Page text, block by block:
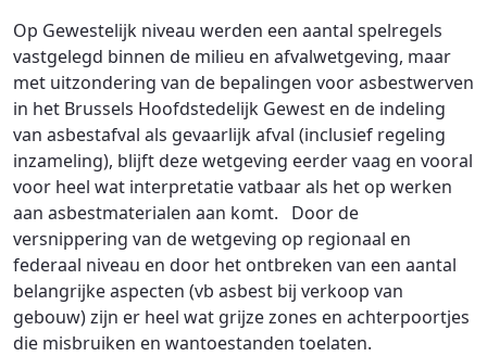
Op Gewestelijk niveau werden een aantal spelregels
vastgelegd binnen de milieu en afvalwetgeving, maar
met uitzondering van de bepalingen voor asbestwerven
in het Brussels Hoofdstedelijk Gewest en de indeling
van asbestafval als gevaarlijk afval (inclusief regeling
inzameling), blijft deze wetgeving eerder vaag en vooral
voor heel wat interpretatie vatbaar als het op werken
aan asbestmaterialen aan komt. Door de
versnippering van de wetgeving op regionaal en
federaal niveau en door het ontbreken van een aantal
belangrijke aspecten (vb asbest bij verkoop van
gebouw) zijn er heel wat grijze zones en achterpoortjes
die misbruiken en wantoestanden toelaten.